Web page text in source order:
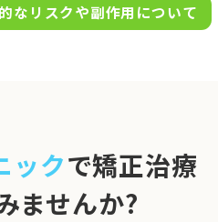
695-578
で診療してい
ます
なリスクや副作用について
ックで矯正治療
ませんか?